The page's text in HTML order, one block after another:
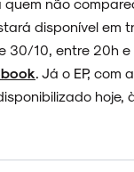
disponível em
30/10, entre 20h
. Já o EP, com
hoje,